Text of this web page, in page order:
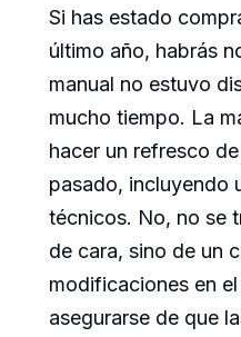
Si has estado
último año, habrás
manual no estuvo
mucho tiempo. La
hacer un refresco
pasado, incluyendo
técnicos. No, no se
de cara, sino de un
modificaciones en
asegurarse de que